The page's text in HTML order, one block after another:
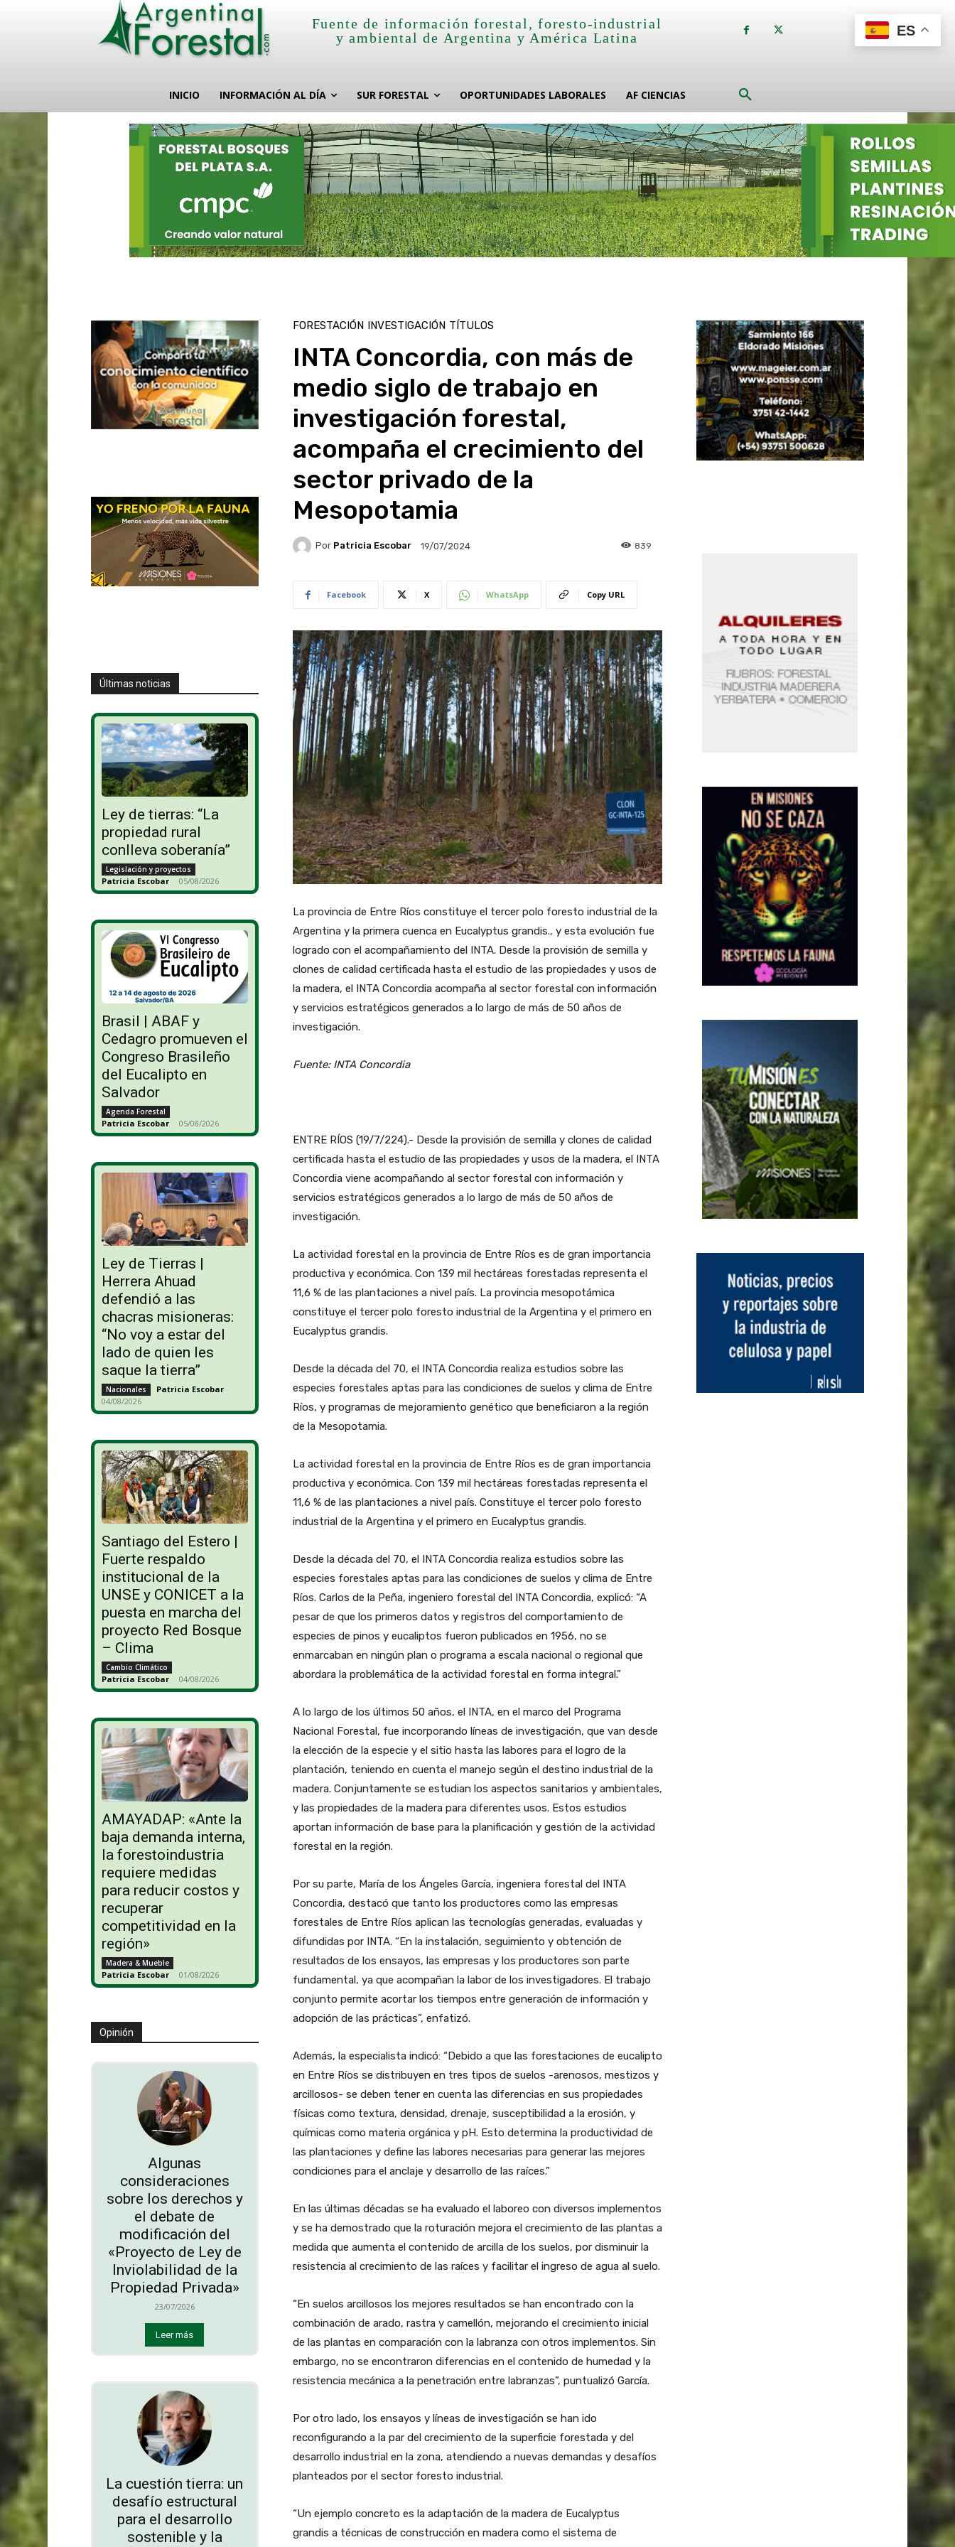
Fuente de información forestal, foresto-industrial
y ambiental de Argentina y América Latina
INICIO INFORMACIÓN AL DÍA SUR FORESTAL OPORTUNIDADES LABORALES AF CIENCIAS
Últimas noticias
Ley de tierras: “La
propiedad rural
conlleva soberanía”
Legislación y proyectos
Patricia Escobar - 05/08/2026
Brasil | ABAF y
Cedagro promueven el
Congreso Brasileño
del Eucalipto en
Salvador
Agenda Forestal
Patricia Escobar - 05/08/2026
Ley de Tierras |
Herrera Ahuad
defendió a las
chacras misioneras:
“No voy a estar del
lado de quien les
saque la tierra”
Nacionales Patricia Escobar -
04/08/2026
Santiago del Estero |
Fuerte respaldo
institucional de la
UNSE y CONICET a la
puesta en marcha del
proyecto Red Bosque
– Clima
Cambio Climático
Patricia Escobar - 04/08/2026
AMAYADAP: «Ante la
baja demanda interna,
la forestoindustria
requiere medidas
para reducir costos y
recuperar
competitividad en la
región»
Madera & Mueble
Patricia Escobar - 01/08/2026
Opinión
Algunas
consideraciones
sobre los derechos y
el debate de
modificación del
«Proyecto de Ley de
Inviolabilidad de la
Propiedad Privada»
23/07/2026
Leer más
La cuestión tierra: un
desafío estructural
para el desarrollo
sostenible y la
FORESTACIÓN INVESTIGACIÓN TÍTULOS
INTA Concordia, con más de
medio siglo de trabajo en
investigación forestal,
acompaña el crecimiento del
sector privado de la
Mesopotamia
Por Patricia Escobar 19/07/2024 839
Facebook X WhatsApp Copy URL
La provincia de Entre Ríos constituye el tercer polo foresto industrial de la
Argentina y la primera cuenca en Eucalyptus grandis., y esta evolución fue
logrado con el acompañamiento del INTA. Desde la provisión de semilla y
clones de calidad certificada hasta el estudio de las propiedades y usos de
la madera, el INTA Concordia acompaña al sector forestal con información
y servicios estratégicos generados a lo largo de más de 50 años de
investigación.
Fuente: INTA Concordia
ENTRE RÍOS (19/7/224).- Desde la provisión de semilla y clones de calidad
certificada hasta el estudio de las propiedades y usos de la madera, el INTA
Concordia viene acompañando al sector forestal con información y
servicios estratégicos generados a lo largo de más de 50 años de
investigación.
La actividad forestal en la provincia de Entre Ríos es de gran importancia
productiva y económica. Con 139 mil hectáreas forestadas representa el
11,6 % de las plantaciones a nivel país. La provincia mesopotámica
constituye el tercer polo foresto industrial de la Argentina y el primero en
Eucalyptus grandis.
Desde la década del 70, el INTA Concordia realiza estudios sobre las
especies forestales aptas para las condiciones de suelos y clima de Entre
Ríos, y programas de mejoramiento genético que beneficiaron a la región
de la Mesopotamia.
La actividad forestal en la provincia de Entre Ríos es de gran importancia
productiva y económica. Con 139 mil hectáreas forestadas representa el
11,6 % de las plantaciones a nivel país. Constituye el tercer polo foresto
industrial de la Argentina y el primero en Eucalyptus grandis.
Desde la década del 70, el INTA Concordia realiza estudios sobre las
especies forestales aptas para las condiciones de suelos y clima de Entre
Ríos. Carlos de la Peña, ingeniero forestal del INTA Concordia, explicó: “A
pesar de que los primeros datos y registros del comportamiento de
especies de pinos y eucaliptos fueron publicados en 1956, no se
enmarcaban en ningún plan o programa a escala nacional o regional que
abordara la problemática de la actividad forestal en forma integral.”
A lo largo de los últimos 50 años, el INTA, en el marco del Programa
Nacional Forestal, fue incorporando líneas de investigación, que van desde
la elección de la especie y el sitio hasta las labores para el logro de la
plantación, teniendo en cuenta el manejo según el destino industrial de la
madera. Conjuntamente se estudian los aspectos sanitarios y ambientales,
y las propiedades de la madera para diferentes usos. Estos estudios
aportan información de base para la planificación y gestión de la actividad
forestal en la región.
Por su parte, María de los Ángeles García, ingeniera forestal del INTA
Concordia, destacó que tanto los productores como las empresas
forestales de Entre Ríos aplican las tecnologías generadas, evaluadas y
difundidas por INTA. “En la instalación, seguimiento y obtención de
resultados de los ensayos, las empresas y los productores son parte
fundamental, ya que acompañan la labor de los investigadores. El trabajo
conjunto permite acortar los tiempos entre generación de información y
adopción de las prácticas”, enfatizó.
Además, la especialista indicó: “Debido a que las forestaciones de eucalipto
en Entre Ríos se distribuyen en tres tipos de suelos -arenosos, mestizos y
arcillosos- se deben tener en cuenta las diferencias en sus propiedades
físicas como textura, densidad, drenaje, susceptibilidad a la erosión, y
químicas como materia orgánica y pH. Esto determina la productividad de
las plantaciones y define las labores necesarias para generar las mejores
condiciones para el anclaje y desarrollo de las raíces.”
En las últimas décadas se ha evaluado el laboreo con diversos implementos
y se ha demostrado que la roturación mejora el crecimiento de las plantas a
medida que aumenta el contenido de arcilla de los suelos, por disminuir la
resistencia al crecimiento de las raíces y facilitar el ingreso de agua al suelo.
“En suelos arcillosos los mejores resultados se han encontrado con la
combinación de arado, rastra y camellón, mejorando el crecimiento inicial
de las plantas en comparación con la labranza con otros implementos. Sin
embargo, no se encontraron diferencias en el contenido de humedad y la
resistencia mecánica a la penetración entre labranzas”, puntualizó García.
Por otro lado, los ensayos y líneas de investigación se han ido
reconfigurando a la par del crecimiento de la superficie forestada y del
desarrollo industrial en la zona, atendiendo a nuevas demandas y desafíos
planteados por el sector foresto industrial.
“Un ejemplo concreto es la adaptación de la madera de Eucalyptus
grandis a técnicas de construcción en madera como el sistema de
ES